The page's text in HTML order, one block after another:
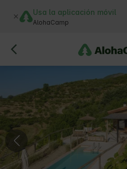
Usa la aplicación móvil
AlohaCamp